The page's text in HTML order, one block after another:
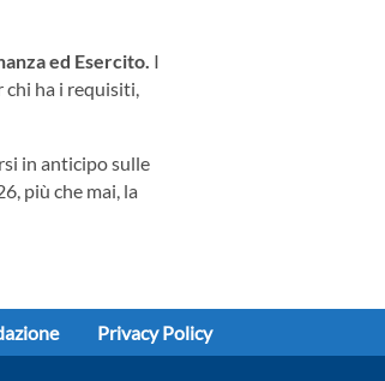
ed Esercito. I
chi ha i requisiti,
in anticipo sulle
più che mai, la
Privacy Policy